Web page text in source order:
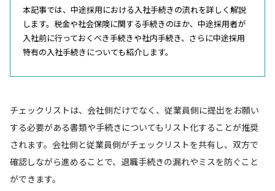
本記事では、中途採用における入社手続きの流れを詳しく解説
します。税金や社会保険に関する手続きのほか、中途採用者が
入社前に行っておくべき手続きや社内手続き、さらに中途採用
特有の入社手続きについても紹介します。
チェックリストは、会社側だけでなく、従業員側に提出をお願い
する必要がある書類や手続きについてもリスト化することが推奨
されます。会社側と従業員側がチェックリストを共有し、双方で
確認しながら進めることで、退職手続きの漏れやミスを防ぐこと
ができます。